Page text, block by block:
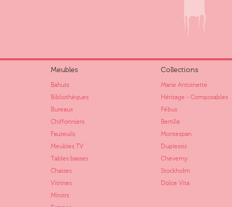
Meubles
Bahuts
Bibliothèques
Bureaux
Chiffonniers
Fauteuils
Meubles TV
Tables basses
Chaises
Vitrines
Miroirs
Collections
Marie Antoinette
Héritage - Composables
Fébus
Bertille
Montespan
Duplessis
Cheverny
Stockholm
Dolce Vita